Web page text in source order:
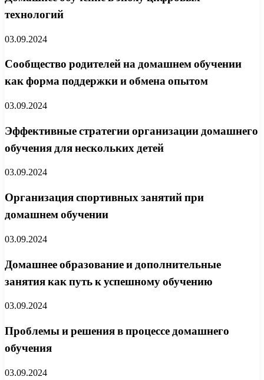
технологий
03.09.2024
Сообщество родителей на домашнем обучении
как форма поддержки и обмена опытом
03.09.2024
Эффективные стратегии организации домашнего
обучения для нескольких детей
03.09.2024
Организация спортивных занятий при
домашнем обучении
03.09.2024
Домашнее образование и дополнительные
занятия как путь к успешному обучению
03.09.2024
Проблемы и решения в процессе домашнего
обучения
03.09.2024